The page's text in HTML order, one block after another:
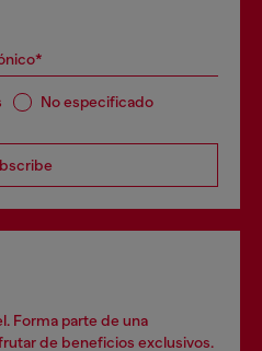
No especificado
Forma parte de una
de beneficios exclusivos.